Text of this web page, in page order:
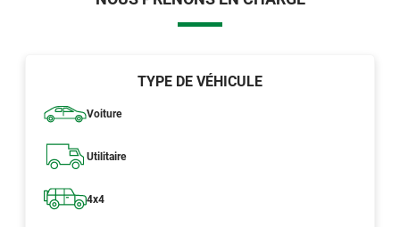
TYPE DE VÉHICULE
Voiture
Utilitaire
4x4